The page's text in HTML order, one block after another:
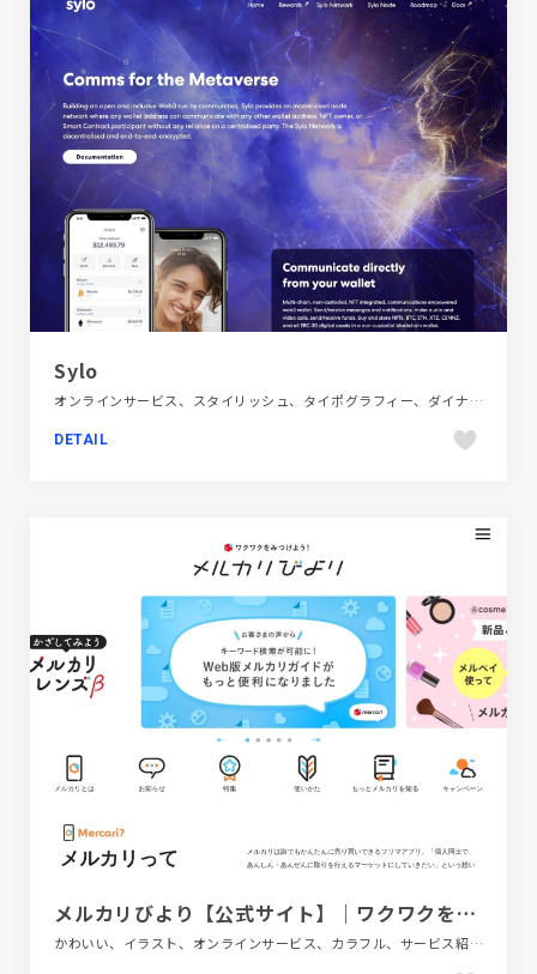
Sylo
オンラインサービス、スタイリッシュ、タイポグラフィー、ダイナミック、テクノロジー・サイエンス、フラットデザイン、ブランド・サービスサイト、ブルー系、大きめ写真、海外サイト
DETAIL
メルカリびより【公式サイト】｜ワクワクを見つけよう！
かわいい、イラスト、オンラインサービス、カラフル、サービス紹介、シンプル、スクロールエフェクト、スタイリッシュ、タイポグラフィー、テクノロジー・サイエンス、ナチュラル、フラットデザイン、ブルー系、ホワイト系、ポップ、メディアサイト、レッド系